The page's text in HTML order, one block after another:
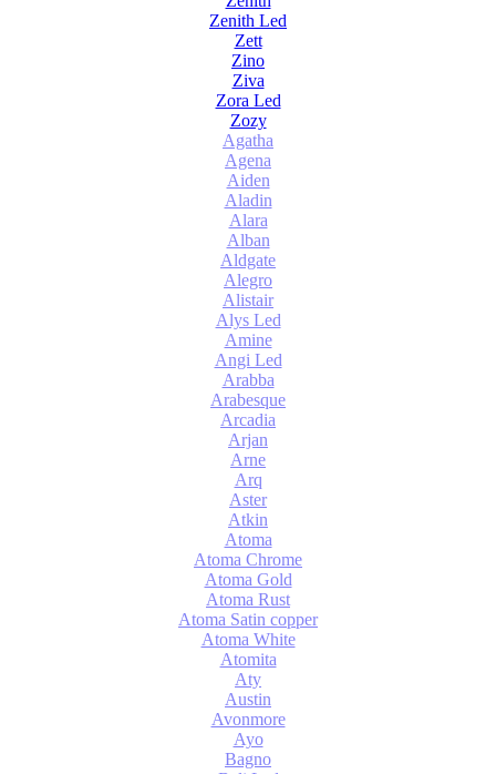
Zenith Led
Zett
Zino
Ziva
Zora Led
Zozy
Agatha
Agena
Aiden
Aladin
Alara
Alban
Aldgate
Alegro
Alistair
Alys Led
Amine
Angi Led
Arabba
Arabesque
Arcadia
Arjan
Arne
Arq
Aster
Atkin
Atoma
Atoma Chrome
Atoma Gold
Atoma Rust
Atoma Satin copper
Atoma White
Atomita
Aty
Austin
Avonmore
Ayo
Bagno